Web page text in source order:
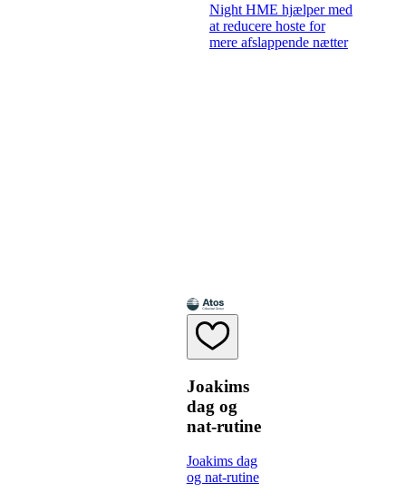
Night HME hjælper med
at reducere hoste for
mere afslappende nætter
Joakims
dag og
nat-rutine
Joakims dag
og nat-rutine